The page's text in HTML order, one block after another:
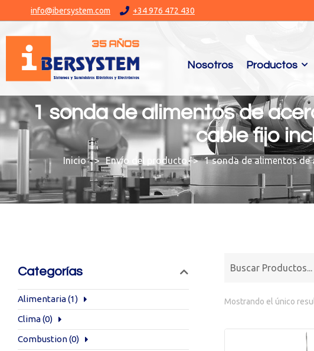
info@ibersystem.com +34 976 472 430
Nosotros Productos
1 sonda de alimentos de
cable fijo
You are here: Envío del producto 1 sonda de alimentos de
Categorías
Alimentaria(1)
Clima(0)
Combustion(0)
Mostrando el único